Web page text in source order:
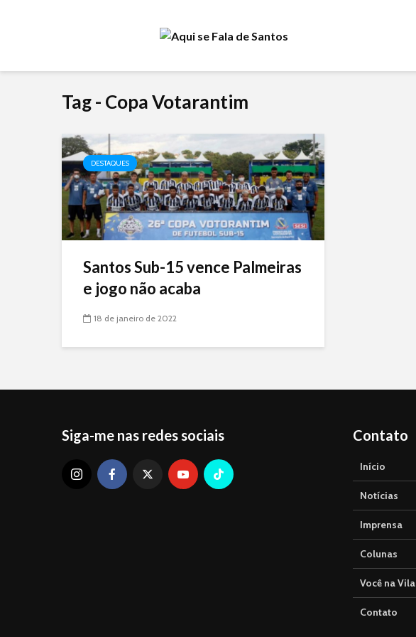
Tag - Copa Votarantim
DESTAQUES
Santos Sub-15 vence Palmeiras
e jogo não acaba
18 de janeiro de 2022
Siga-me nas redes sociais Contato
Início
Notícias
Imprensa
Colunas
Você na Vila
Contato